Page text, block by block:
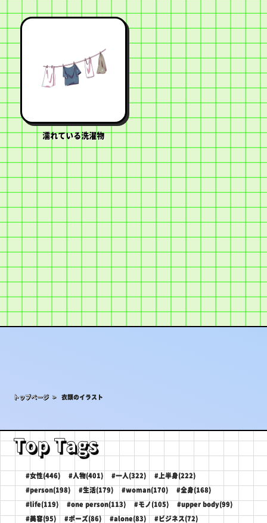
濡れている洗濯物
トップページ > 衣類のイラスト
Top Tags
#女性(446) #人物(401) #一人(322) #上半身(222)
#person(198) #生活(179) #woman(170) #全身(168)
#life(119) #one person(113) #モノ(105) #upper body(99)
#美容(95) #ポーズ(86) #alone(83) #ビジネス(72)